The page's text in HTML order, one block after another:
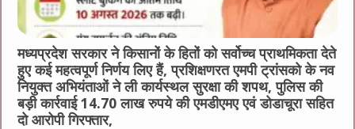
मध्यप्रदेश सरकार ने किसानों के हितों को सर्वोच्च प्राथमिकता देते
हुए कई महत्वपूर्ण निर्णय लिए हैं, प्रशिक्षणरत एमपी ट्रांसको के नव
नियुक्त अभियंताओं ने ली कार्यस्थल सुरक्षा की शपथ, पुलिस की
बड़ी कार्रवाई 14.70 लाख रुपये की एमडीएमए एवं डोडाचूरा सहित
दो आरोपी गिरफ्तार,